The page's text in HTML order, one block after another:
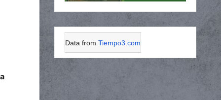
Data from Tiempo3.com